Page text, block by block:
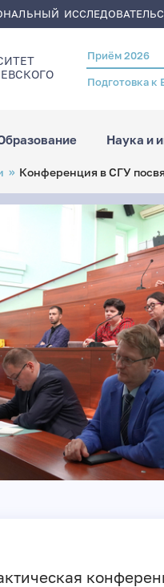
Header
menu
Приём 2026
Подготовка к
Наука и
Конференция в СГУ